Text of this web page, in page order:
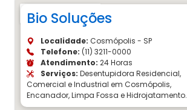
Bio Soluções
Localidade: Cosmópolis - SP
Telefone: (11) 3211-0000
Atendimento: 24 Horas
Serviços: Desentupidora Residencial,
Comercial e Industrial em Cosmópolis,
Encanador, Limpa Fossa e Hidrojatamento.